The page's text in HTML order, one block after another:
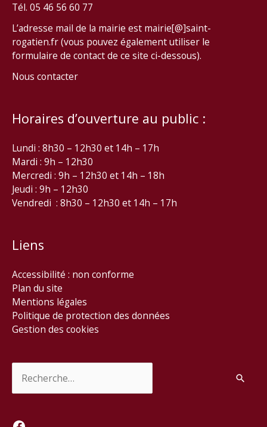
Tél. 05 46 56 60 77
L’adresse mail de la mairie est mairie[@]saint-
rogatien.fr (vous pouvez également utiliser le
formulaire de contact de ce site ci-dessous).
Nous contacter
Horaires d’ouverture au public :
Lundi : 8h30 – 12h30 et 14h – 17h
Mardi : 9h – 12h30
Mercredi : 9h – 12h30 et 14h – 18h
Jeudi : 9h – 12h30
Vendredi : 8h30 – 12h30 et 14h – 17h
Liens
Accessibilité : non conforme
Plan du site
Mentions légales
Politique de protection des données
Gestion des cookies